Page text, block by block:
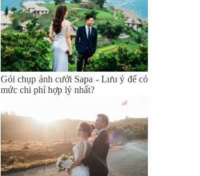
Gói chụp ảnh cưới Sapa - Lưu ý để có
mức chi phí hợp lý nhất?